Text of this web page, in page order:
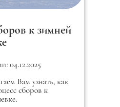
к зимней
04.12.2025
Вам узнать, как
сборов к